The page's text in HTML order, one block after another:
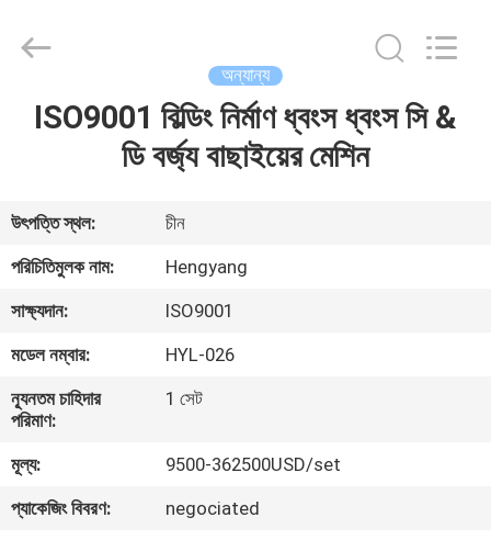
বাড়ি
আমাদের
সম্পর্কে
কারখানা
ভ্রমণ
মান
নিয়ন্ত্রণ
Industrial
Reserved.
অন্যান্য
ISO9001 বিল্ডিং নির্মাণ ধ্বংস ধ্বংস সি &
ডি বর্জ্য বাছাইয়ের মেশিন
উৎপত্তি স্থল:
চীন
পরিচিতিমুলক নাম:
Hengyang
সাক্ষ্যদান:
ISO9001
মডেল নম্বার:
HYL-026
ন্যূনতম চাহিদার
পরিমাণ:
1 সেট
মূল্য:
9500-362500USD/set
প্যাকেজিং বিবরণ:
negociated